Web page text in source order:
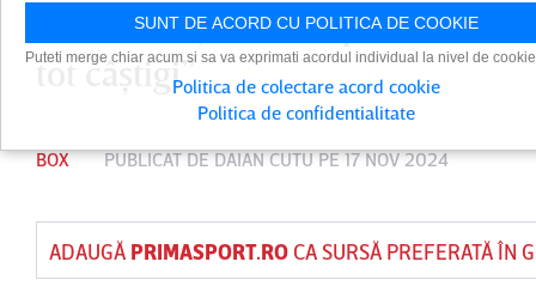
acele situaţii în care pierzi, dar
tot câştigi”
BOX PUBLICAT DEDAIAN CUTUPE 17 NOV 2024
ADAUGĂ PRIMASPORT.ROCA SURSĂ PREFERATĂ ÎN
SUNT DE ACORD CU POLITICA DE COOKIE
Puteti merge chiar acum si sa va exprimati acordul individual la nivel de
Politica de colectare acord cookie
Politica de confidentialitate